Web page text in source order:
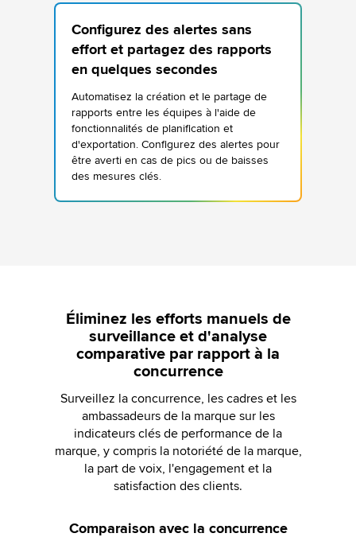
Configurez des alertes sans
effort et partagez des rapports
en quelques secondes
Automatisez la création et le partage de
rapports entre les équipes à l'aide de
fonctionnalités de planification et
d'exportation. Configurez des alertes pour
être averti en cas de pics ou de baisses
des mesures clés.
Éliminez les efforts manuels de
surveillance et d'analyse
comparative par rapport à la
concurrence
Surveillez la concurrence, les cadres et les
ambassadeurs de la marque sur les
indicateurs clés de performance de la
marque, y compris la notoriété de la marque,
la part de voix, l'engagement et la
satisfaction des clients.
Comparaison avec la concurrence